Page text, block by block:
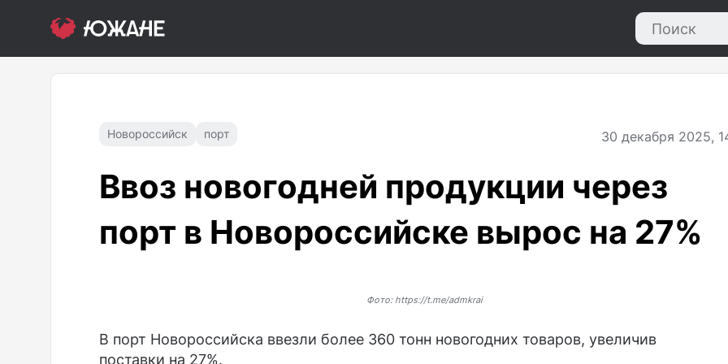
Новороссийск порт 30 декабря 2025,
Ввоз новогодней продукции через
порт в Новороссийске вырос на 27%
Фото: https://t.me/admkrai
В порт Новороссийска ввезли более 360 тонн новогодних товаров, увеличив
поставки на 27%.